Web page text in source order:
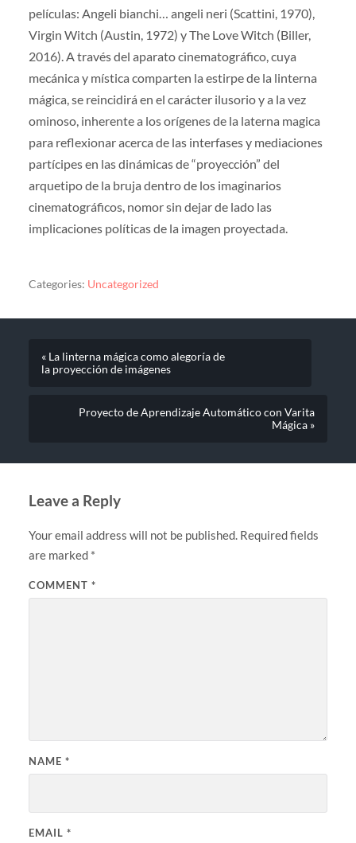
películas: Angeli bianchi… angeli neri (Scattini, 1970),
Virgin Witch (Austin, 1972) y The Love Witch (Biller,
2016). A través del aparato cinematográfico, cuya
mecánica y mística comparten la estirpe de la linterna
mágica, se reincidirá en el carácter ilusorio y a la vez
ominoso, inherente a los orígenes de la laterna magica
para reflexionar acerca de las interfases y mediaciones
partícipes en las dinámicas de “proyección” del
arquetipo de la bruja dentro de los imaginarios
cinematográficos, nomor sin dejar de lado las
implicaciones políticas de la imagen proyectada.
Categories: Uncategorized
« La linterna mágica como alegoría de
la proyección de imágenes
Proyecto de Aprendizaje Automático con Varita
Mágica »
Leave a Reply
Your email address will not be published. Required fields
are marked *
COMMENT *
NAME *
EMAIL *